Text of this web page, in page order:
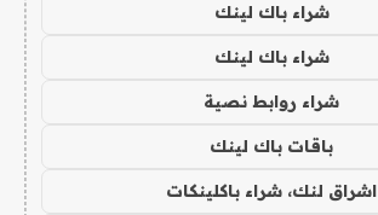
شراء باك لينك
شراء باك لينك
شراء روابط نصية
باقات باك لينك
اشراق لنك، شراء باكلينكات